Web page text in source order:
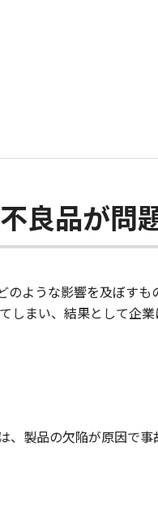
良品が問
ような影響を及ぼす
まい、結果として企
製品の欠陥が原因で